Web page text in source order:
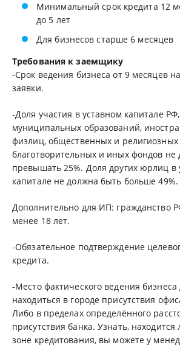
Минимальный срок кредита 12
до 5 лет
Для бизнесов старше 6 месяцев
Требования к заемщику
-Срок ведения бизнеса от 9 месяцев
заявки.
-Доля участия в уставном капитале
муниципальных образований,
физлиц, общественных и религиозных
благотворительных и иных фондов не
превышать 25%. Доля других юрлиц в
капитале не должна быть больше 49%.
Дополнительно для ИП: гражданство
менее 18 лет.
-Обязательное подтверждение
кредита.
-Место фактического ведения
находиться в городе присутствия
Либо в пределах определённого
присутствия банка. Узнать,
зоне кредитования, вы можете у